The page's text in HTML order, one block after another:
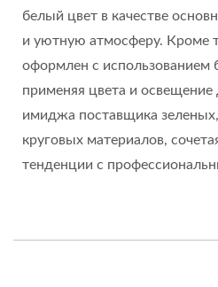
белый цвет в качестве
и уютную атмосферу. Кроме
оформлен с использованием
применяя цвета и освещение
имиджа поставщика
круговых материалов,
тенденции с